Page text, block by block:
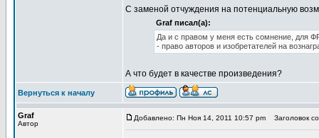
С заменой отчуждения на потенциальную
Graf писал(а):
Да и с правом у меня есть сомнение, для
- право авторов и изобретателей на
А что будет в качестве произведения?
Вернуться к началу
Graf
Автор
Добавлено: Пн Ноя 14, 2011 10:57 pm Заголовок